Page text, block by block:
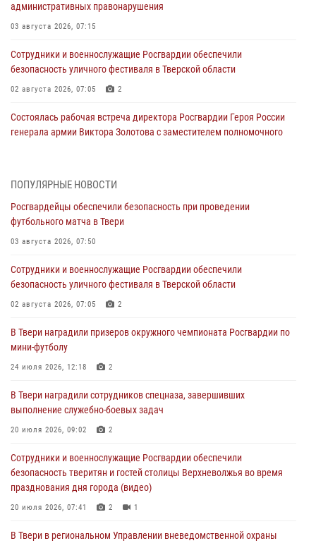
административных правонарушения
03 августа 2026, 07:15
Сотрудники и военнослужащие Росгвардии обеспечили
безопасность уличного фестиваля в Тверской области
02 августа 2026, 07:05 2
Состоялась рабочая встреча директора Росгвардии Героя России
генерала армии Виктора Золотова с заместителем полномочного
31 июля 2026, 05:42 4
Росгвардейцы в Твери приняли участие в молебне, посвященном
Дню Крещения Руси
28 июля 2026, 11:30
Сотрудники вневедомственной охраны совершили 250 выездов и
пресекли 20 правонарушений за неделю в Тверской области
27 июля 2026, 08:29
В Твери наградили призеров окружного чемпионата Росгвардии по
мини-футболу
24 июля 2026, 12:18 2
Росгвардейцы оказали помощь водителю на дороге в городе Кашин
22 июля 2026, 08:35
ПОПУЛЯРНЫЕ НОВОСТИ
Росгвардейцы обеспечили безопасность при проведении
футбольного матча в Твери
03 августа 2026, 07:50
Сотрудники и военнослужащие Росгвардии обеспечили
безопасность уличного фестиваля в Тверской области
02 августа 2026, 07:05 2
В Твери наградили призеров окружного чемпионата Росгвардии по
мини-футболу
24 июля 2026, 12:18 2
В Твери наградили сотрудников спецназа, завершивших
выполнение служебно-боевых задач
20 июля 2026, 09:02 2
Сотрудники и военнослужащие Росгвардии обеспечили
безопасность тверитян и гостей столицы Верхневолжья во время
празднования дня города (видео)
20 июля 2026, 07:41 2 1
В Твери в региональном Управлении вневедомственной охраны